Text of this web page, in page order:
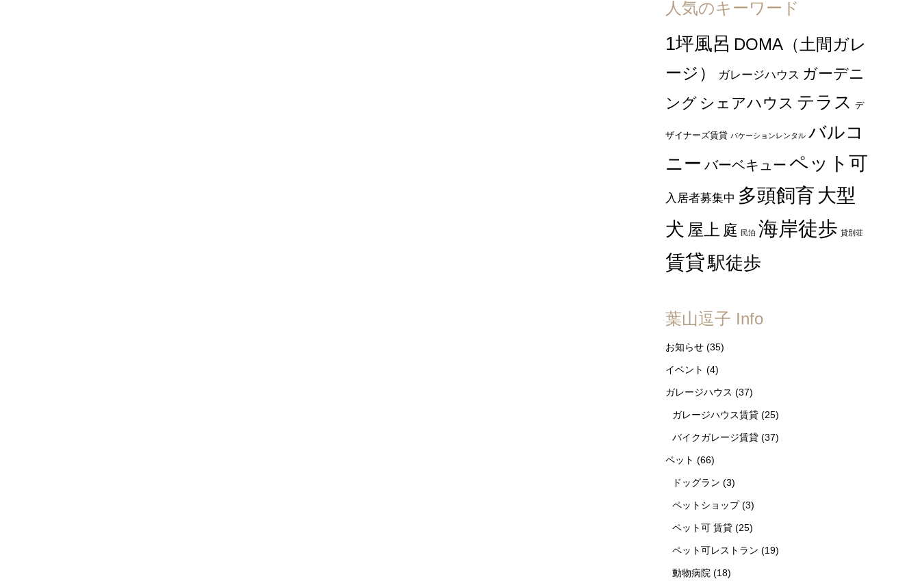
人気のキーワード
1坪風呂 DOMA（土間ガレ
ージ）
ガレージハウス ガーデニ
ング シェアハウス テラス デ
ザイナーズ賃貸 バケーションレンタル バルコ
ニー バーベキュー ペット可
入居者募集中 多頭飼育 大型
犬 屋上 庭 民泊 海岸徒歩 貸別荘
賃貸駅徒歩
葉山逗子 Info
お知らせ (35)
イベント (4)
ガレージハウス (37)
ガレージハウス賃貸 (25)
バイクガレージ賃貸 (37)
ペット (66)
ドッグラン (3)
ペットショップ(3)
ペット可 賃貸 (25)
ペット可レストラン (19)
動物病院 (18)